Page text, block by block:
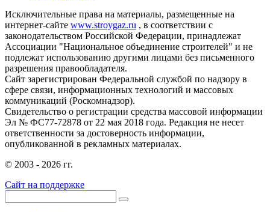
Исключительные права на материалы, размещенные на
интернет-сайте www.stroygaz.ru , в соответствии с
законодательством Российской Федерации, принадлежат
Ассоциации "Национальное объединение строителей" и не
подлежат использованию другими лицами без письменного
разрешения правообладателя.
Сайт зарегистрирован Федеральной службой по надзору в
сфере связи, информационных технологий и массовых
коммуникаций (Роскомнадзор).
Свидетельство о регистрации средства массовой информации
Эл № ФС77-72878 от 22 мая 2018 года. Редакция не несет
ответственности за достоверность информации,
опубликованной в рекламных материалах.
© 2003 - 2026 гг.
Сайт на поддержке